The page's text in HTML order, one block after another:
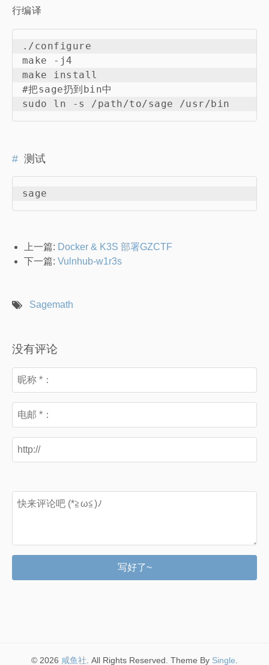
行编译
./configure
make -j4
make install
#把sage扔到bin中
测试
上一篇: Docker & K3S 部署GZCTF
下一篇: Vulnhub-w1r3s
Sagemath
没有评论
写好了~
© 2026 咸鱼社 . All Rights Reserved. Theme By Single